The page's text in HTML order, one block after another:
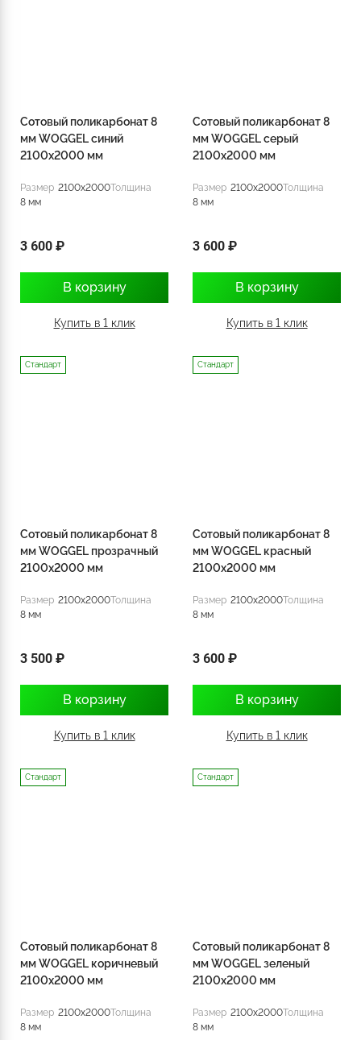
Сотовый поликарбонат 8
мм WOGGEL синий
2100х2000 мм
Размер 2100x2000Толщина
8 мм
3 600 ₽
В корзину
Купить в 1 клик
Сотовый поликарбонат 8
мм WOGGEL серый
2100х2000 мм
Размер 2100x2000Толщина
8 мм
3 600 ₽
В корзину
Купить в 1 клик
Стандарт
Сотовый поликарбонат 8
мм WOGGEL прозрачный
2100х2000 мм
Размер 2100x2000Толщина
8 мм
3 500 ₽
В корзину
Купить в 1 клик
Стандарт
Сотовый поликарбонат 8
мм WOGGEL красный
2100х2000 мм
Размер 2100x2000Толщина
8 мм
3 600 ₽
В корзину
Купить в 1 клик
Стандарт
Сотовый поликарбонат 8
мм WOGGEL коричневый
2100х2000 мм
Размер 2100x2000Толщина
8 мм
Стандарт
Сотовый поликарбонат 8
мм WOGGEL зеленый
2100х2000 мм
Размер 2100x2000Толщина
8 мм